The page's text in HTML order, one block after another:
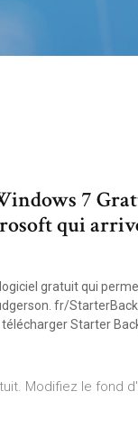
7
qui
gratuit qui
fr/
Starter
Modifiez le fond